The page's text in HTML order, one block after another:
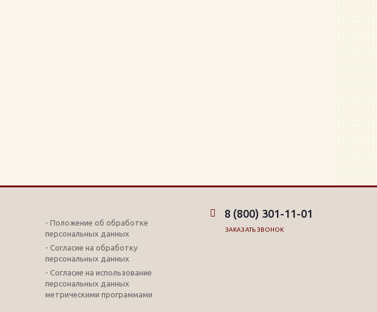
- Положение об обработке
персональных данных
- Согласие на обработку
персональных данных
- Согласие на использование
персональных данных
метрическими программами
8 (800) 301-11-01
ЗАКАЗАТЬ ЗВОНОК